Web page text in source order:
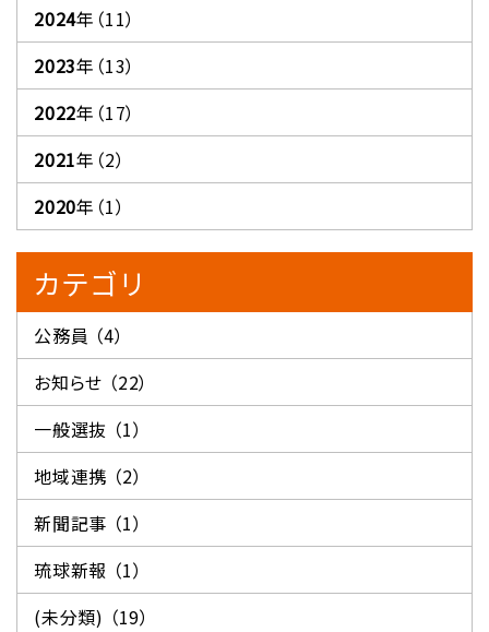
2024年（11）
2023年（13）
2022年（17）
2021年（2）
2020年（1）
カテゴリ
公務員 （4）
お知らせ （22）
一般選抜 （1）
地域連携 （2）
新聞記事 （1）
琉球新報 （1）
(未分類) （19）